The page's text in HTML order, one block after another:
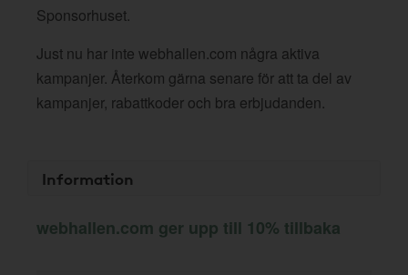
Sponsorhuset.
Just nu har inte webhallen.com några aktiva
kampanjer. Återkom gärna senare för att ta del av
kampanjer, rabattkoder och bra erbjudanden.
Information
webhallen.com ger upp till 10% tillbaka